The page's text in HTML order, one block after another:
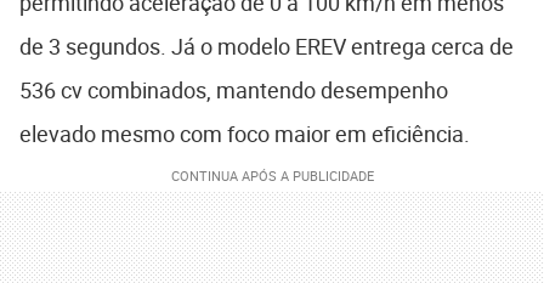
de 3 segundos. Já o modelo EREV entrega cerca de
536 cv combinados, mantendo desempenho
elevado mesmo com foco maior em eficiência.